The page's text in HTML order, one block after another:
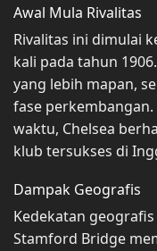
Awal Mula Rivalitas
Rivalitas ini dimulai
kali pada tahun
yang lebih mapan,
fase
waktu, Chelsea
klub tersukses di
Dampak Geografis
Kedekatan
Stamford Bridge